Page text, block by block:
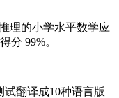
理的小学水平数学应
分 99%。
试翻译成10种语言版